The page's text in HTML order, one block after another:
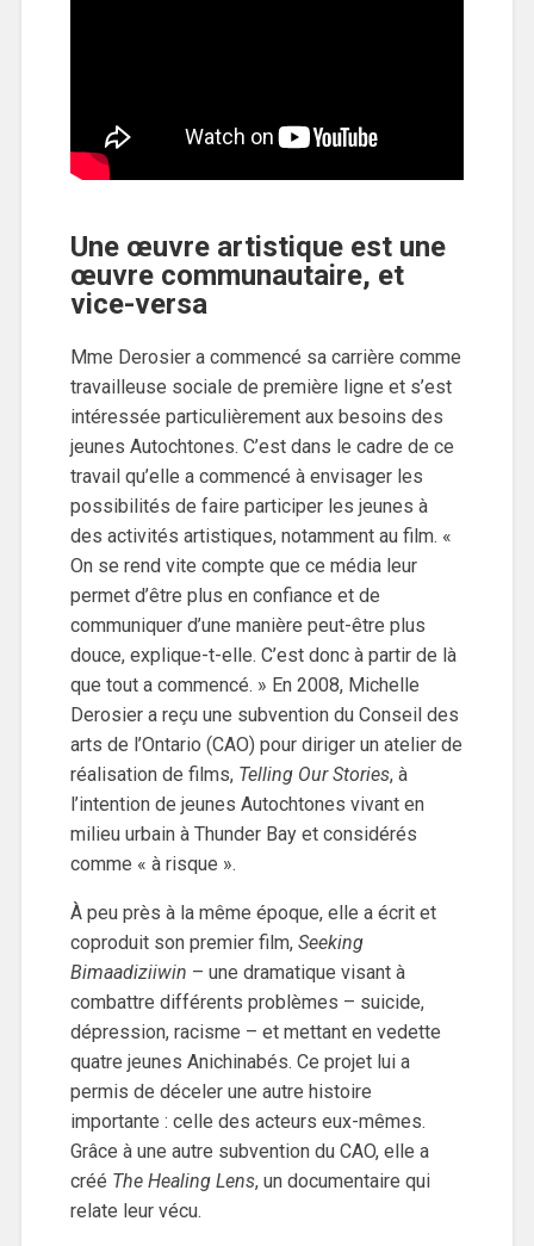
Une œuvre artistique est une
œuvre communautaire, et
vice-versa
Mme Derosier a commencé sa carrière comme
travailleuse sociale de première ligne et s’est
intéressée particulièrement aux besoins des
jeunes Autochtones. C’est dans le cadre de ce
travail qu’elle a commencé à envisager les
possibilités de faire participer les jeunes à
des activités artistiques, notamment au film. «
On se rend vite compte que ce média leur
permet d’être plus en confiance et de
communiquer d’une manière peut-être plus
douce, explique-t-elle. C’est donc à partir de là
que tout a commencé. » En 2008, Michelle
Derosier a reçu une subvention du Conseil des
arts de l’Ontario (CAO) pour diriger un atelier de
réalisation de films, Telling Our Stories, à
l’intention de jeunes Autochtones vivant en
milieu urbain à Thunder Bay et considérés
comme « à risque ».
À peu près à la même époque, elle a écrit et
coproduit son premier film,Seeking
Bimaadiziiwin – une dramatique visant à
combattre différents problèmes – suicide,
dépression, racisme – et mettant en vedette
quatre jeunes Anichinabés. Ce projet lui a
permis de déceler une autre histoire
importante : celle des acteurs eux-mêmes.
Grâce à une autre subvention du CAO, elle a
créé The Healing Lens, un documentaire qui
relate leur vécu.